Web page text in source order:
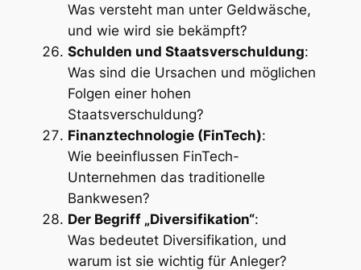
Was versteht man unter Geldwäsche,
und wie wird sie bekämpft?
Schulden und Staatsverschuldung:
Was sind die Ursachen und möglichen
Folgen einer hohen
Staatsverschuldung?
Finanztechnologie (FinTech):
Wie beeinflussen FinTech-
Unternehmen das traditionelle
Bankwesen?
Der Begriff „Diversifikation“:
Was bedeutet Diversifikation, und
warum ist sie wichtig für Anleger?